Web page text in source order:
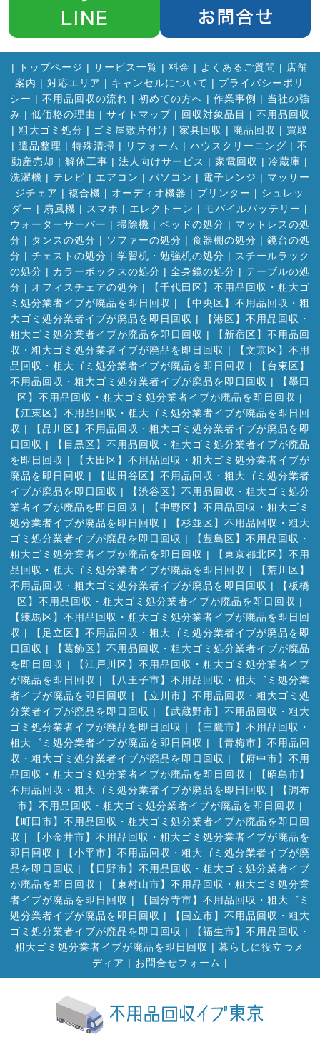
| トップページ | サービス一覧 | 料金 | よくあるご質問 | 店舗
案内 | 対応エリア | キャンセルについて | プライバシーポリ
シー | 不用品回収の流れ | 初めての方へ | 作業事例 | 当社の強
み | 低価格の理由 | サイトマップ| 回収対象品目 | 不用品回収
| 粗大ゴミ処分 | ゴミ屋敷片付け | 家具回収 | 廃品回収 | 買取
| 遺品整理 | 特殊清掃 | リフォーム | ハウスクリーニング | 不
動産売却 | 解体工事 | 法人向けサービス | 家電回収 | 冷蔵庫 |
洗濯機 | テレビ | エアコン | パソコン | 電子レンジ | マッサー
ジチェア | 複合機 | オーディオ機器 | プリンター | シュレッ
ダー | 扇風機 | スマホ | エレクトーン | モバイルバッテリー |
ウォーターサーバー | 掃除機 | ベッドの処分 | マットレスの処
分 | タンスの処分 | ソファーの処分 | 食器棚の処分 | 鏡台の処
分 | チェストの処分 | 学習机・勉強机の処分 | スチールラック
の処分 | カラーボックスの処分 | 全身鏡の処分 | テーブルの処
分 | オフィスチェアの処分 |
【千代田区】不用品回収・粗大ゴ
ミ処分業者イブが廃品を即日回収 |
【中央区】不用品回収・粗
大ゴミ処分業者イブが廃品を即日回収 |
【港区】不用品回収・
粗大ゴミ処分業者イブが廃品を即日回収 |
【新宿区】不用品回
収・粗大ゴミ処分業者イブが廃品を即日回収 |
【文京区】不用
品回収・粗大ゴミ処分業者イブが廃品を即日回収 |
【台東区】
不用品回収・粗大ゴミ処分業者イブが廃品を即日回収 |
【墨田
区】不用品回収・粗大ゴミ処分業者イブが廃品を即日回収 |
【江東区】不用品回収・粗大ゴミ処分業者イブが廃品を即日回
収 |
【品川区】不用品回収・粗大ゴミ処分業者イブが廃品を即
日回収 |
【目黒区】不用品回収・粗大ゴミ処分業者イブが廃品
を即日回収 |
【大田区】不用品回収・粗大ゴミ処分業者イブが
廃品を即日回収 |
【世田谷区】不用品回収・粗大ゴミ処分業者
イブが廃品を即日回収 |
【渋谷区】不用品回収・粗大ゴミ処分
業者イブが廃品を即日回収 |
【中野区】不用品回収・粗大ゴミ
処分業者イブが廃品を即日回収 |
【杉並区】不用品回収・粗大
ゴミ処分業者イブが廃品を即日回収 |
【豊島区】不用品回収・
粗大ゴミ処分業者イブが廃品を即日回収 |
【東京都北区】不用
品回収・粗大ゴミ処分業者イブが廃品を即日回収 |
【荒川区】
不用品回収・粗大ゴミ処分業者イブが廃品を即日回収 |
【板橋
区】不用品回収・粗大ゴミ処分業者イブが廃品を即日回収 |
【練馬区】不用品回収・粗大ゴミ処分業者イブが廃品を即日回
収 |
【足立区】不用品回収・粗大ゴミ処分業者イブが廃品を即
日回収 |
【葛飾区】不用品回収・粗大ゴミ処分業者イブが廃品
を即日回収 |
【江戸川区】不用品回収・粗大ゴミ処分業者イブ
が廃品を即日回収 |
【八王子市】不用品回収・粗大ゴミ処分業
者イブが廃品を即日回収 |
【立川市】不用品回収・粗大ゴミ処
分業者イブが廃品を即日回収 |
【武蔵野市】不用品回収・粗大
ゴミ処分業者イブが廃品を即日回収 |
【三鷹市】不用品回収・
粗大ゴミ処分業者イブが廃品を即日回収 |
【青梅市】不用品回
収・粗大ゴミ処分業者イブが廃品を即日回収 |
【府中市】不用
品回収・粗大ゴミ処分業者イブが廃品を即日回収 |
【昭島市】
不用品回収・粗大ゴミ処分業者イブが廃品を即日回収 |
【調布
市】不用品回収・粗大ゴミ処分業者イブが廃品を即日回収 |
【町田市】不用品回収・粗大ゴミ処分業者イブが廃品を即日回
収 |
【小金井市】不用品回収・粗大ゴミ処分業者イブが廃品を
即日回収 |
【小平市】不用品回収・粗大ゴミ処分業者イブが廃
品を即日回収 |
【日野市】不用品回収・粗大ゴミ処分業者イブ
が廃品を即日回収 |
【東村山市】不用品回収・粗大ゴミ処分業
者イブが廃品を即日回収 |
【国分寺市】不用品回収・粗大ゴミ
処分業者イブが廃品を即日回収 |
【国立市】不用品回収・粗大
ゴミ処分業者イブが廃品を即日回収 |
【福生市】不用品回収・
粗大ゴミ処分業者イブが廃品を即日回収 | 暮らしに役立つメ
ディア | お問合せフォーム |